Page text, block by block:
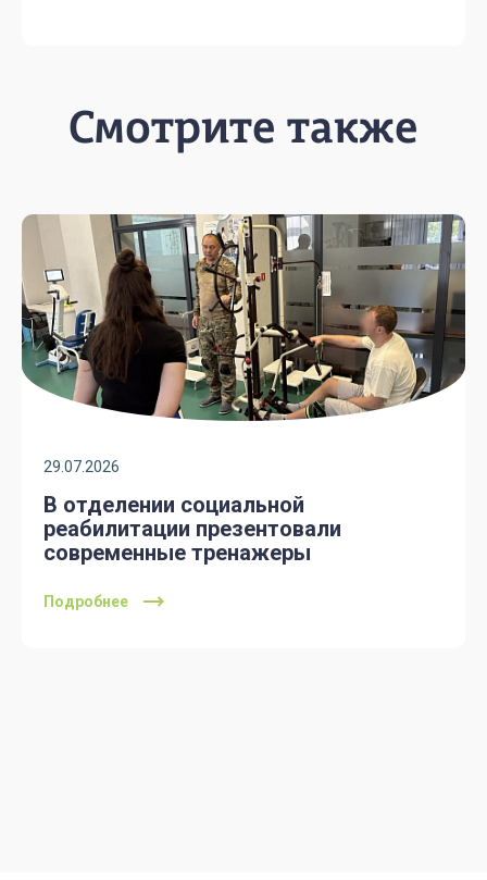
Смотрите также
29.07.2026
В отделении социальной
реабилитации презентовали
современные тренажеры
Подробнее